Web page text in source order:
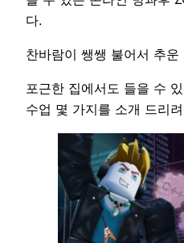
다.
찬바람이 쌩쌩 불어서 추운
포근한 집에서도 들을 수
수업 몇 가지를 소개 드리